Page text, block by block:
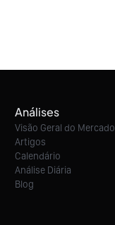
Análises
Visão Geral do Mercado
Artigos
Calendário
Análise Diária
Blog